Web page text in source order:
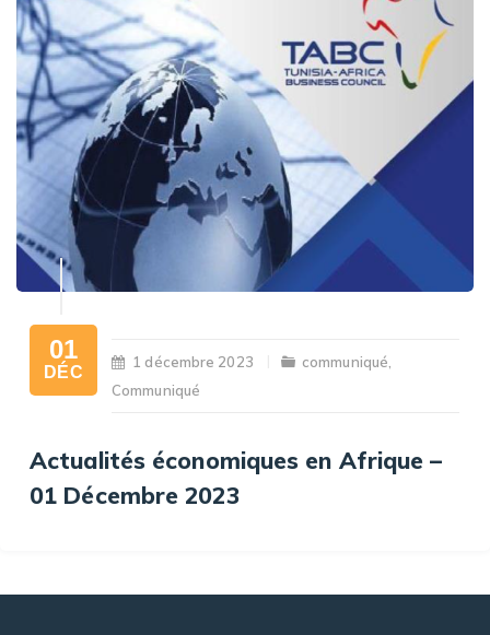
01
DÉC
1 décembre 2023 communiqué
Communiqué
Actualités économiques en Afrique –
01 Décembre 2023